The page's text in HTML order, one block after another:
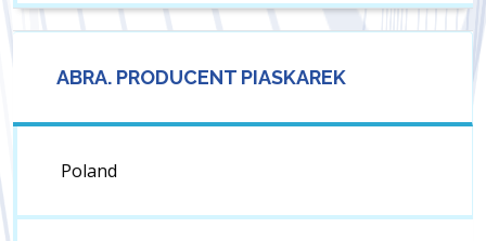
ABRA. PRODUCENT PIASKAREK
Poland